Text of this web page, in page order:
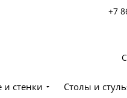
+7
и стенки Столы и